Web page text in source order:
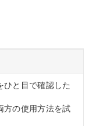
ひと目で確認した
方の使用方法を試